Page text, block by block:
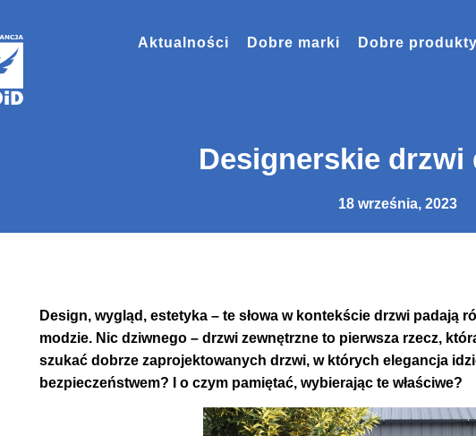
Aktualności Dobre marki Dobre produkty
Designerskie drzwi
18 września, 2023
Design, wygląd, estetyka – te słowa w kontekście drzwi padają
modzie. Nic dziwnego – drzwi zewnętrzne to pierwsza rzecz,
szukać dobrze zaprojektowanych drzwi, w których elegancja
bezpieczeństwem? I o czym pamiętać, wybierając te właściwe?